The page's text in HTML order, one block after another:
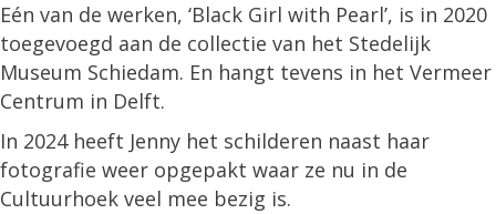
Eén van de werken, ‘Black Girl with Pearl’, is in 2020
toegevoegd aan de collectie van het Stedelijk
Museum Schiedam. En hangt tevens in het Vermeer
Centrum in Delft.
In 2024 heeft Jenny het schilderen naast haar
fotografie weer opgepakt waar ze nu in de
Cultuurhoek veel mee bezig is.